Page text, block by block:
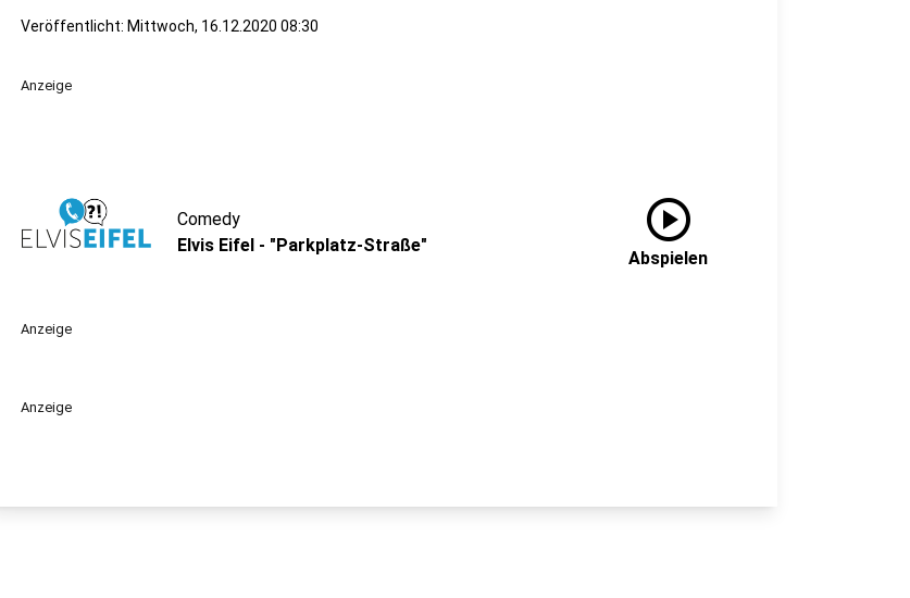
Veröffentlicht: Mittwoch, 16.12.2020 08:30
Anzeige
Comedy
Elvis Eifel - "Parkplatz-Straße"
play_circle
Abspielen
Anzeige
Anzeige